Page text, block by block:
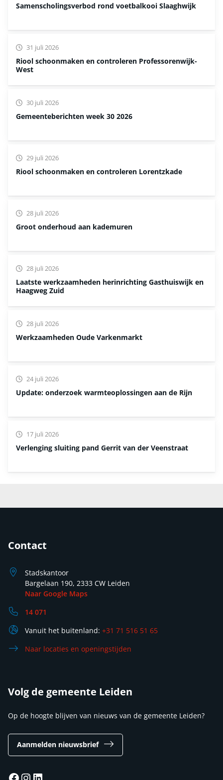
Samenscholingsverbod rond voetbalkooi Slaaghwijk
Riool schoonmaken en controleren Professorenwijk-
West
31 juli 2026
Gemeenteberichten week 30 2026
30 juli 2026
Riool schoonmaken en controleren Lorentzkade
29 juli 2026
Groot onderhoud aan kademuren
28 juli 2026
Laatste werkzaamheden herinrichting Gasthuiswijk en
Haagweg Zuid
28 juli 2026
Werkzaamheden Oude Varkenmarkt
28 juli 2026
Update: onderzoek warmteoplossingen aan de Rijn
24 juli 2026
Verlenging sluiting pand Gerrit van der Veenstraat
17 juli 2026
Contact
Stadskantoor
Bargelaan 190, 2333 CW Leiden
Naar Google Maps
14 071
Vanuit het buitenland: +31 71 516 51 65
Naar locaties en openingstijden
Volg de gemeente Leiden
Op de hoogte blijven van nieuws van de gemeente Leiden?
Aanmelden nieuwsbrief